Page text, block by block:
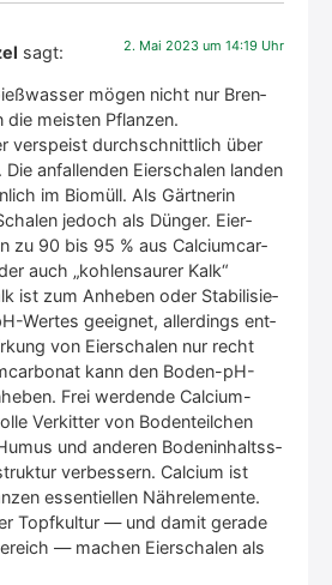
sagt: 2. Mai 2023 um 14:19 Uhr
mögen nicht nur Bren­
die meis­ten Pflan­zen.
ver­speist durch­schnitt­lich über
anfal­len­den Eier­scha­len lan­den
im Bio­müll. Als Gärt­ne­rin
jedoch als Dün­ger. Eier­
zu 90 bis 95 % aus Cal­ci­um­car­
auch „koh­len­saurer Kalk“
ist zum Anhe­ben oder Sta­bi­li­sie­
Wer­tes geeig­net, aller­dings ent­
von Eier­scha­len nur recht
kann den Boden-pH-
Frei wer­den­de Cal­ci­um-
Ver­kit­ter von Boden­teil­chen
und ande­ren Boden­in­halts­s­
ver­bes­sern. Cal­ci­um ist
essen­ti­el­len Nähr­ele­men­te.
Topf­kul­tur — und damit gera­de
— machen Eier­scha­len als